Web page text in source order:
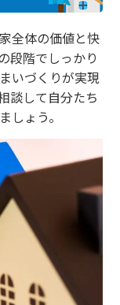
全体の価値と快
段階でしっかり
いづくりが実現
談して自分たち
しょう。